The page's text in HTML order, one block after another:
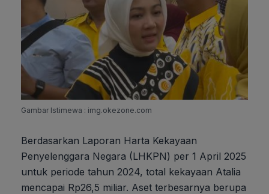
Gambar Istimewa : img.okezone.com
Berdasarkan Laporan Harta Kekayaan
Penyelenggara Negara (LHKPN) per 1 April 2025
untuk periode tahun 2024, total kekayaan Atalia
mencapai Rp26,5 miliar. Aset terbesarnya berupa